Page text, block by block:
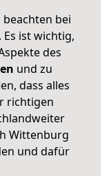
beachten bei
ist wichtig,
des
und zu
dass alles
richtigen
Wittenburg
und dafür